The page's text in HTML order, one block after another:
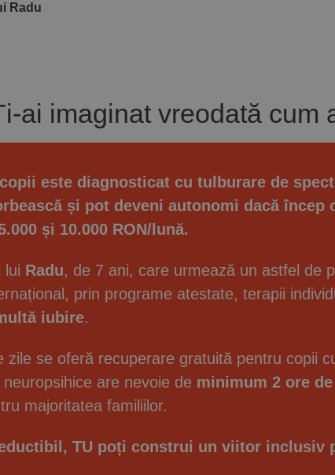
Radu
ai imaginat vreodată cum
este diagnosticat cu tulburare de
și pot deveni autonomi dacă
și 10.000 RON/lună.
lui Radu, de 7 ani, care urmează un astfel de
prin programe atestate, terapii
iubire.
zile se oferă recuperare gratuită pentru copii
are nevoie de minimum 2 ore
majoritatea familiilor.
TU poți construi un viitor inclusiv